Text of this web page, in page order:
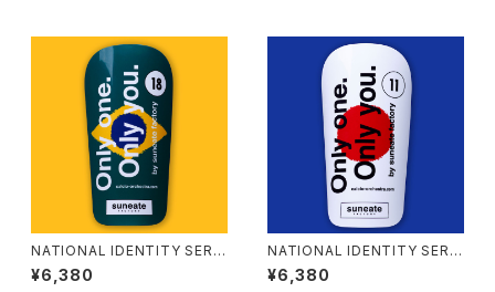
NATIONAL IDENTITY SERIE
S [BRAZIL]
¥6,380
NATIONAL IDENTITY SERIE
S [JAPAN]
¥6,380